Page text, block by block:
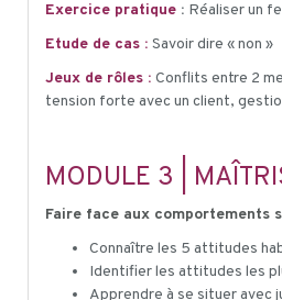
Exercice pratique : Réaliser un
Etude de cas : Savoir dire « non »
Jeux de rôles : Conflits entre 2
tension forte avec un client,
MODULE 3 |
Faire face aux comportements
Connaître les 5 attitudes
Identifier les attitudes les
Apprendre à se situer avec